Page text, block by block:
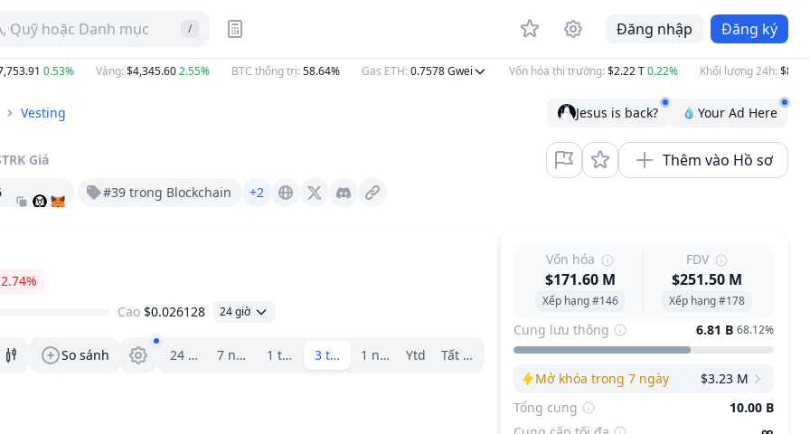
Quỹ hoặc Danh mục / Đăng nhập Đăng ký
0.53% Vàng:$4,345.602.55% BTC thống trị:58.64% Gas ETH:0.7578Gwei Vốn hóa thị trường:$2.22 T0.22% Khối lượng 24h:$82.56 B
Vesting Jesus is back? Your Ad Here
Giá Thêm vào Hồ sơ
#39 trong Blockchain +2 Starknet.io X (Twitter)
Cao $0.026128 24 giờ
So sánh Trình chọn khoảng.
24 giờ 7 ngày 1 tháng 3 tháng 1 năm Ytd Tất cả
Vốn hóa
$171.60 M
Xếp hạng #146
FDV
$251.50 M
Xếp hạng #178
Cung lưu thông 6.81 B 68.12%
Next Unlock
Mở khóa trong 7 ngày
$3.23 M
Tổng cung
10.00 B